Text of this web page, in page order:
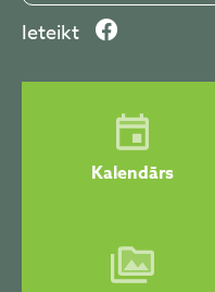
Ieteikt
Kalendārs